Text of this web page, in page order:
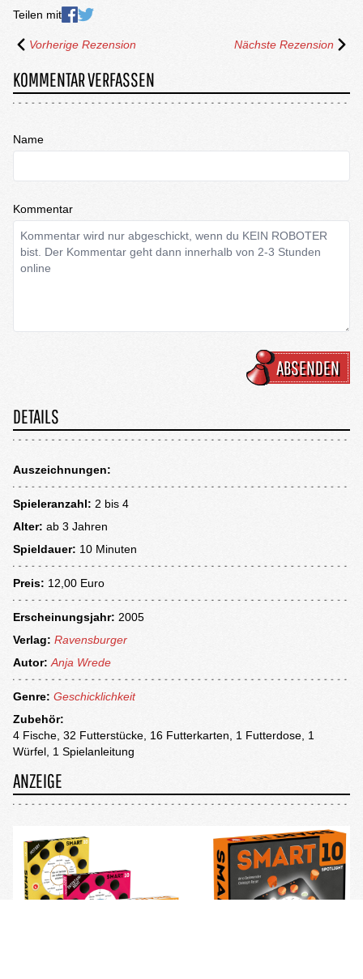
Teilen mit
Vorherige Rezension Nächste Rezension
KOMMENTAR VERFASSEN
Name
Kommentar
ABSENDEN
DETAILS
Auszeichnungen:
Spieleranzahl: 2 bis 4
Alter: ab 3 Jahren
Spieldauer: 10 Minuten
Preis: 12,00 Euro
Erscheinungsjahr: 2005
Verlag: Ravensburger
Autor: Anja Wrede
Genre: Geschicklichkeit
Zubehör:
4 Fische, 32 Futterstücke, 16 Futterkarten, 1 Futterdose, 1
Würfel, 1 Spielanleitung
ANZEIGE